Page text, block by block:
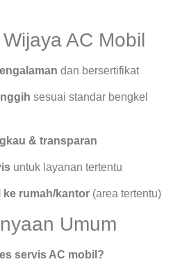
AC Mobil
dan bersertifikat
sesuai standar bengkel
& transparan
untuk layanan tertentu
ke rumah/kantor (area tertentu)
Umum
servis AC mobil?